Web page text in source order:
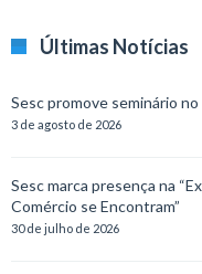
Últimas Notícias
Sesc promove seminário
3 de agosto de 2026
Sesc marca presença na
Comércio se Encontram”
30 de julho de 2026